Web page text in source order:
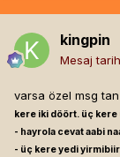
kingpin
Mesaj
varsa özel msg
kere iki döört. üç
- hayrola cevat aabi
- üç kere yedi